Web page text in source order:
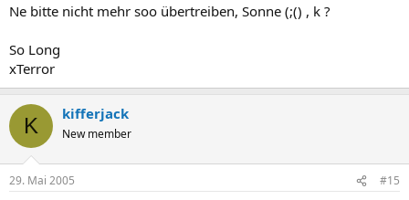
Ne bitte nicht mehr soo übertreiben, Sonne (;() , k ?
So Long
xTerror
K kifferjack
New member
29. Mai 2005 #15